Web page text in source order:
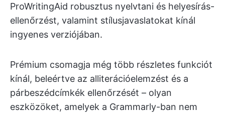
ProWritingAid robusztus nyelvtani és helyesírás-
ellenőrzést, valamint stílusjavaslatokat kínál
ingyenes verziójában.
Prémium csomagja még több részletes funkciót
kínál, beleértve az alliterációelemzést és a
párbeszédcímkék ellenőrzését – olyan
eszközöket, amelyek a Grammarly-ban nem